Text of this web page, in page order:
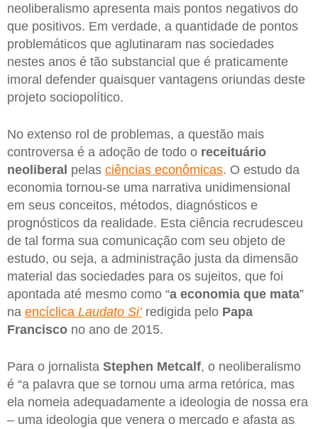
neoliberalismo apresenta mais pontos negativos do
que positivos. Em verdade, a quantidade de pontos
problemáticos que aglutinaram nas sociedades
nestes anos é tão substancial que é praticamente
imoral defender quaisquer vantagens oriundas deste
projeto sociopolítico.
No extenso rol de problemas, a questão mais
controversa é a adoção de todo o receituário
neoliberal pelas ciências econômicas. O estudo da
economia tornou-se uma narrativa unidimensional
em seus conceitos, métodos, diagnósticos e
prognósticos da realidade. Esta ciência recrudesceu
de tal forma sua comunicação com seu objeto de
estudo, ou seja, a administração justa da dimensão
material das sociedades para os sujeitos, que foi
apontada até mesmo como “a economia que mata”
na encíclica Laudato Si’redigida pelo Papa
Francisco no ano de 2015.
Para o jornalista Stephen Metcalf, o neoliberalismo
é “a palavra que se tornou uma arma retórica, mas
ela nomeia adequadamente a ideologia de nossa era
– uma ideologia que venera o mercado e afasta as